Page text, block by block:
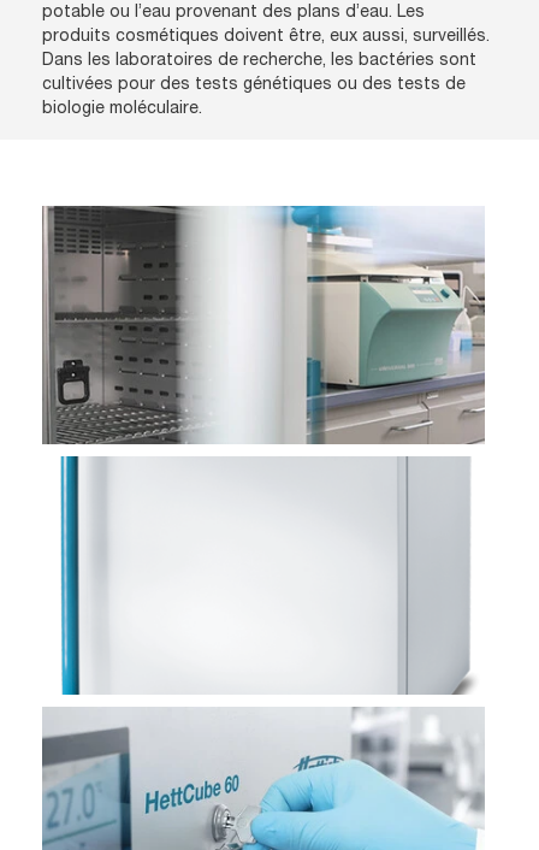
potable ou l’eau provenant des plans d’eau. Les
produits cosmétiques doivent être, eux aussi, surveillés.
Dans les laboratoires de recherche, les bactéries sont
cultivées pour des tests génétiques ou des tests de
biologie moléculaire.